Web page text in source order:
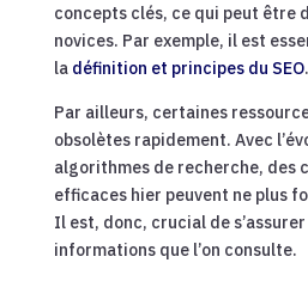
concepts clés, ce qui peut être
novices. Par exemple, il est
la définition et principes du SEO.
Par ailleurs, certaines
obsolètes rapidement. Avec
algorithmes de recherche, des
efficaces hier peuvent ne plus
Il est, donc, crucial de
informations que l’on consulte.